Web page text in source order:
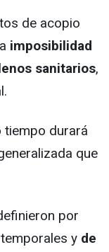
de acopio
imposibilidad
sanitarios,
tiempo durará
que
por
y de